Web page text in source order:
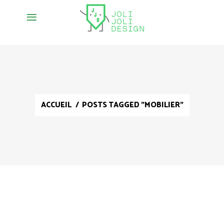
ACCUEIL / POSTS TAGGED "MOBILIER"